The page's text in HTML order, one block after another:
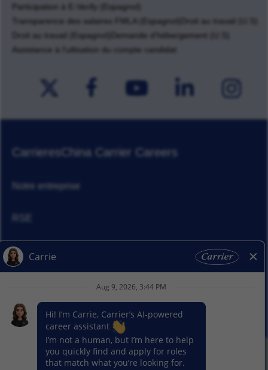
Participation à E-Verify (Espagnol)
Transparence des salaires FMLA (Espagnol)
Droit au travail (U.S)
Droit au travail (Espagnol)
Demande d'hébergement (U.S)
Assistance à l'utlisation du compte candidat
CarrieresChina Carrier Careers
Notre entreprise
Actualités
© 2026 Carrier. Tous droits réservés